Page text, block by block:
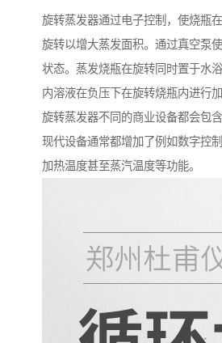
旋转蒸发器通过电子控制，使烧瓶
旋转以增大蒸发面积。通过真空泵
状态。蒸发烧瓶在旋转同时置于水
内溶液在负压下在旋转烧瓶内进行加
旋转蒸发器不同的商业设备都会包
现代设备通常都增加了例如数字控
加热温度甚至蒸汽温度等功能。